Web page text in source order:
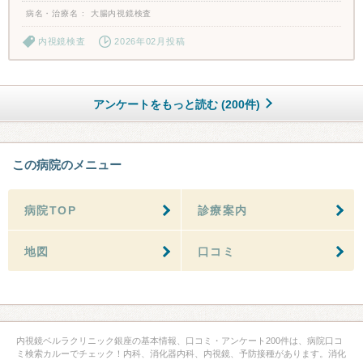
病名・治療名 大腸内視鏡検査
内視鏡検査 2026年02月投稿
アンケートをもっと読む (200件)
この病院のメニュー
病院TOP 診療案内
地図 口コミ
内視鏡ベルラクリニック銀座の基本情報、口コミ・アンケート200件は、病院口コ
ミ検索カルーでチェック！内科、消化器内科、内視鏡、予防接種があります。消化